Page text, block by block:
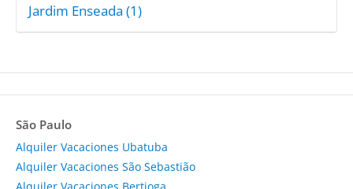
Jardim Enseada (1)
São Paulo
Alquiler Vacaciones Ubatuba
Alquiler Vacaciones São Sebastião